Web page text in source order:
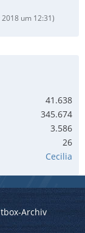
um 12:31)
41.638
345.674
3.586
26
Cecilia
Archiv